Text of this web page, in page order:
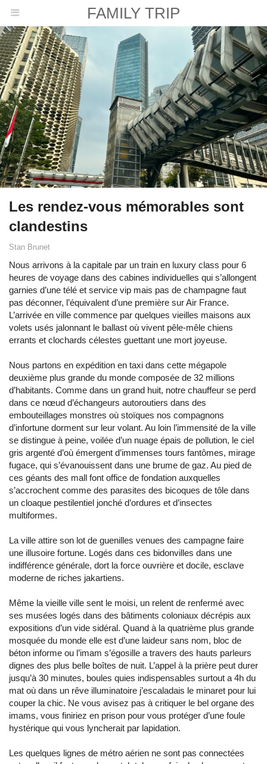
FAMILY TRIP
Les rendez-vous mémorables sont
clandestins
Stan Brunet
Nous arrivons à la capitale par un train en luxury class pour 6
heures de voyage dans des cabines individuelles qui s’allongent
garnies d’une télé et service vip mais pas de champagne faut
pas déconner, l’équivalent d’une première sur Air France.
L’arrivée en ville commence par quelques vieilles maisons aux
volets usés jalonnant le ballast où vivent pêle-mêle chiens
errants et clochards célestes guettant une mort joyeuse.
Nous partons en expédition en taxi dans cette mégapole
deuxième plus grande du monde composée de 32 millions
d’habitants. Comme dans un grand huit, notre chauffeur se perd
dans ce nœud d’échangeurs autoroutiers dans des
embouteillages monstres où stoïques nos compagnons
d’infortune dorment sur leur volant. Au loin l’immensité de la ville
se distingue à peine, voilée d’un nuage épais de pollution, le ciel
gris argenté d’où émergent d’immenses tours fantômes, mirage
fugace, qui s’évanouissent dans une brume de gaz. Au pied de
ces géants des mall font office de fondation auxquelles
s’accrochent comme des parasites des bicoques de tôle dans
un cloaque pestilentiel jonché d’ordures et d’insectes
multiformes.
La ville attire son lot de guenilles venues des campagne faire
une illusoire fortune. Logés dans ces bidonvilles dans une
indifférence générale, dort la force ouvrière et docile, esclave
moderne de riches jakartiens.
Même la vieille ville sent le moisi, un relent de renfermé avec
ses musées logés dans des bâtiments coloniaux décrépis aux
expositions d’un vide sidéral. Quand à la quatrième plus grande
mosquée du monde elle est d’une laideur sans nom, bloc de
béton informe ou l’imam s’égosille a travers des hauts parleurs
dignes des plus belle boîtes de nuit. L’appel à la prière peut durer
jusqu’à 30 minutes, boules quies indispensables surtout a 4h du
mat où dans un rêve illuminatoire j’escaladais le minaret pour lui
couper la chic. Ne vous avisez pas à critiquer le bel organe des
imams, vous finiriez en prison pour vous protéger d’une foule
hystérique qui vous lyncherait par lapidation.
Les quelques lignes de métro aérien ne sont pas connectées